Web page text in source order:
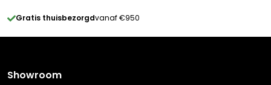
Gratis thuisbezorgdvanaf €950
Showroom